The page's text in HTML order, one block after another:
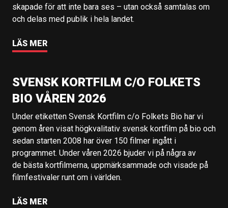
skapade för att inte bara ses – utan också samtalas om
och delas med publik i hela landet.
LÄS MER
SVENSK KORTFILM C/O FOLKETS
BIO VÅREN 2026
Under etiketten Svensk Kortfilm c/o Folkets Bio har vi
genom åren visat högkvalitativ svensk kortfilm på bio och
sedan starten 2008 har över 150 filmer ingått i
programmet. Under våren 2026 bjuder vi på några av
de bästa kortfilmerna, uppmärksammade och visade på
filmfestivaler runt om i världen.
LÄS MER